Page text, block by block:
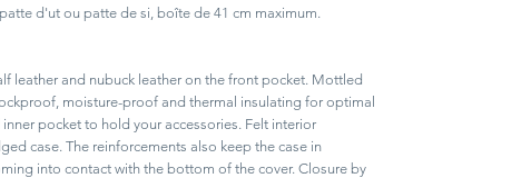
d'ut ou patte de si, boîte de 41 cm maximum.
leather and nubuck leather on the front pocket. Mottled
moisture-proof and thermal insulating for optimal
pocket to hold your accessories. Felt interior
case. The reinforcements also keep the case in
into contact with the bottom of the cover. Closure by